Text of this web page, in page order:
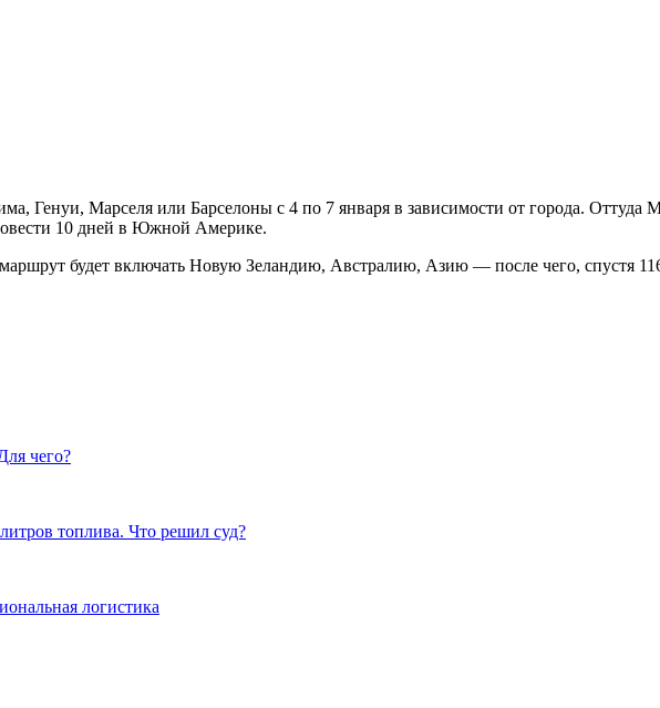
Генуи, Марселя или Барселоны с 4 по 7 января в зависимости от города. Оттуда
10 дней в Южной Америке.
будет включать Новую Зеландию, Австралию, Азию — после чего, спустя
чего?
топлива. Что решил суд?
логистика